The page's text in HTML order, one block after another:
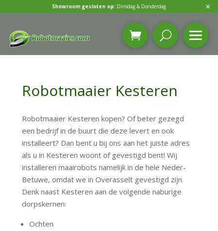
Robotmaaier Kesteren
Robotmaaier Kesteren kopen? Of beter gezegd
een bedrijf in de buurt die deze levert en ook
installeert? Dan bent u bij ons aan het juiste adres
als u in Kesteren woont of gevestigd bent! Wij
installeren maairobots namelijk in de hele Neder-
Betuwe, omdat we in Overasselt gevestigd zijn.
Denk naast Kesteren aan de volgende naburige
dorpskernen:
Ochten
Showroom gesloten op: Dinsdag & Donderdag ×